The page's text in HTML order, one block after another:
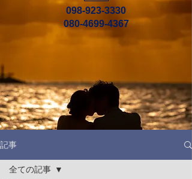
098-923-3330
080-4699-4367
記事
全ての記事